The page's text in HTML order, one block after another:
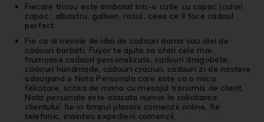
Fiecare tricou este ambalat intr-o cutie cu capac (culori
capac : albastru, galben, rosu), ceea ce il face cadoul
perfect.
Fie ca ai nevoie de idei de cadouri dama sau idei de
cadouri barbati, Fuyor te ajuta sa oferi cele mai
frumoase cadouri personalizate, cadouri dragobete,
cadouri handmade, cadouri craciun, cadouri zi de nastere
adaugand o Nota Personala care este ca o mica
felicitare, scrisa de mana cu mesajul transmis de client.
Nota personala este atasata numai la solicitarea
clientului, fie in timpul plasarii comenzii online, fie
telefonic, inaintea expedierii comenzii.